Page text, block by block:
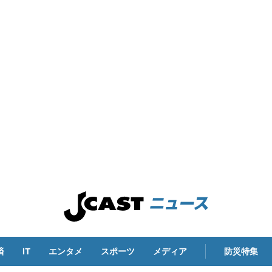
IT エンタメ スポーツ メディア 防災特集